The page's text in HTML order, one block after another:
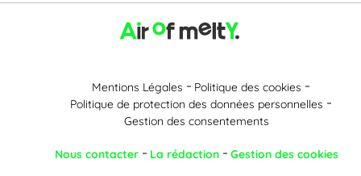
Mentions Légales
Politique des cookies
Politique de protection des données personnelles
Gestion des consentements
Nous contacter La rédaction Gestion des cookies